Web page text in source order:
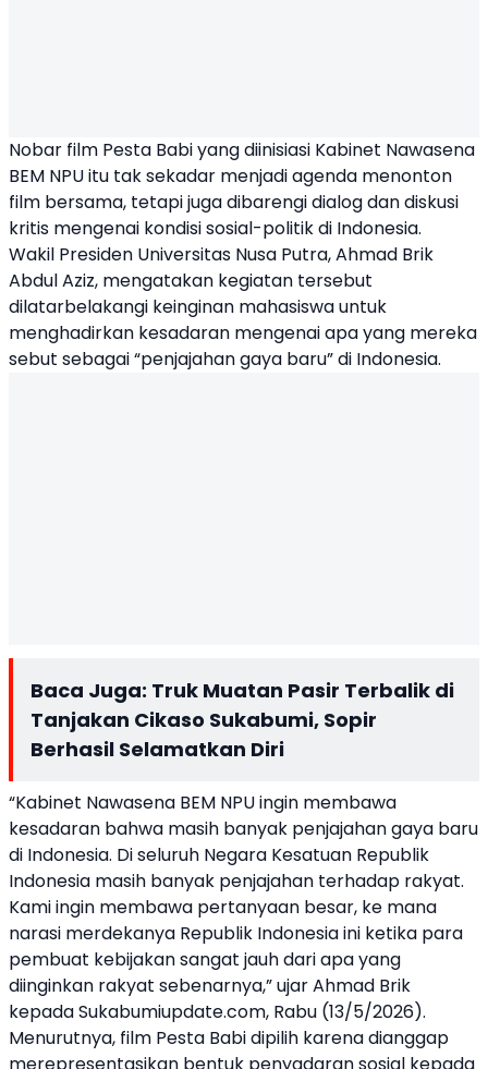
Nobar film Pesta Babi yang diinisiasi Kabinet Nawasena
BEM NPU itu tak sekadar menjadi agenda menonton
film bersama, tetapi juga dibarengi dialog dan diskusi
kritis mengenai kondisi sosial-politik di Indonesia.
Wakil Presiden Universitas Nusa Putra, Ahmad Brik
Abdul Aziz, mengatakan kegiatan tersebut
dilatarbelakangi keinginan mahasiswa untuk
menghadirkan kesadaran mengenai apa yang mereka
sebut sebagai “penjajahan gaya baru” di Indonesia.
Baca Juga: Truk Muatan Pasir Terbalik di
Tanjakan Cikaso Sukabumi, Sopir
Berhasil Selamatkan Diri
“Kabinet Nawasena BEM NPU ingin membawa
kesadaran bahwa masih banyak penjajahan gaya baru
di Indonesia. Di seluruh Negara Kesatuan Republik
Indonesia masih banyak penjajahan terhadap rakyat.
Kami ingin membawa pertanyaan besar, ke mana
narasi merdekanya Republik Indonesia ini ketika para
pembuat kebijakan sangat jauh dari apa yang
diinginkan rakyat sebenarnya,” ujar Ahmad Brik
kepada Sukabumiupdate.com, Rabu (13/5/2026).
Menurutnya, film Pesta Babi dipilih karena dianggap